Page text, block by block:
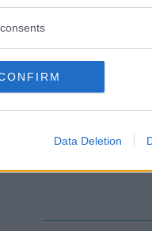
Data Deletion
negativi: \[
\]
\lim_{x\rightarrow-